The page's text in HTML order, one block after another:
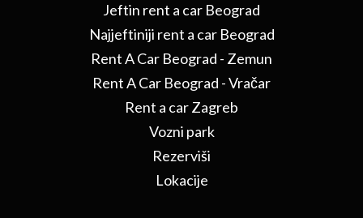
Jeftin rent a car Beograd
Najjeftiniji rent a car Beograd
Rent A Car Beograd - Zemun
Rent A Car Beograd - Vračar
Rent a car Zagreb
Vozni park
Rezerviši
Lokacije